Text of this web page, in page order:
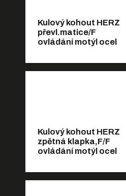
Kulový kohout HERZ
převl.matice/F
ovládání motýl ocel
Kulový kohout HERZ
zpětná klapka,F/F
ovládání motýl ocel